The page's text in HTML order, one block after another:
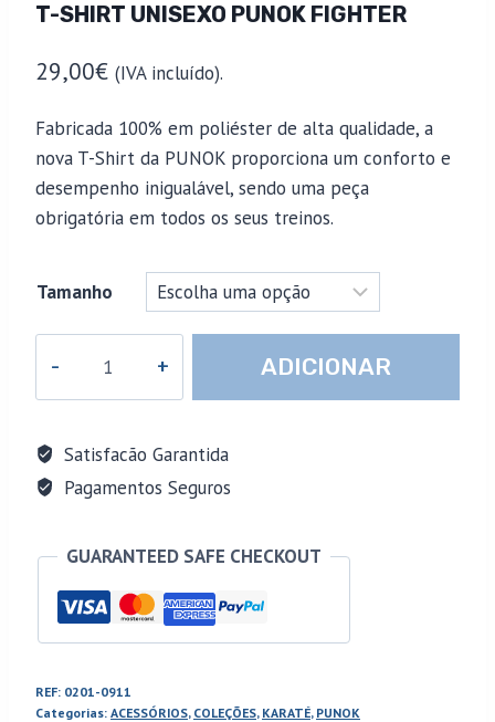
T-SHIRT UNISEXO PUNOK FIGHTER
29,00€ (IVA incluído).
Fabricada 100% em poliéster de alta qualidade, a
nova T-Shirt da PUNOK proporciona um conforto e
desempenho inigualável, sendo uma peça
obrigatória em todos os seus treinos.
Tamanho
T-
Unisexo
PUNOK
ADICIONAR
Satisfacão Garantida
Pagamentos Seguros
GUARANTEED SAFE CHECKOUT
REF: 0201-0911
Categorias: ACESSÓRIOS, COLEÇÕES, KARATÉ, PUNOK